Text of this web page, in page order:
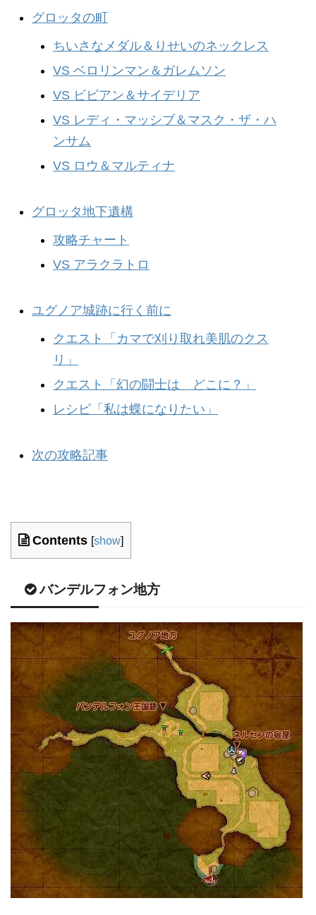
グロッタの町
ちいさなメダル＆りせいのネックレス
VS ベロリンマン＆ガレムソン
VS ビビアン＆サイデリア
VS レディ・マッシブ＆マスク・ザ・ハ
ンサム
VS ロウ＆マルティナ
グロッタ地下遺構
攻略チャート
VS アラクラトロ
ユグノア城跡に行く前に
クエスト「カマで刈り取れ美肌のクス
リ」
クエスト「幻の闘士は どこに？」
レシピ「私は蝶になりたい」
次の攻略記事
Contents [show]
バンデルフォン地方